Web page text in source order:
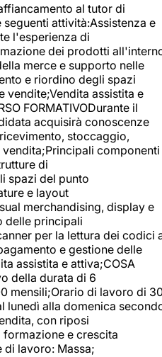
al tutor di
attività:Assistenza e
l'esperienza di
dei prodotti
merce e supporto nelle
e riordino degli spazi
vendite;Vendita assistita e
FORMATIVODurante il
acquisirà conoscenze
stoccaggio,
componenti
di
spazi del punto
e layout
merchandising, display e
delle principali
per la lettura dei codici
e gestione delle
assistita e attiva;COSA
della durata di 6
mensili;Orario di lavoro di
lunedì alla domenica
con riposi
e crescita
di lavoro: Massa;